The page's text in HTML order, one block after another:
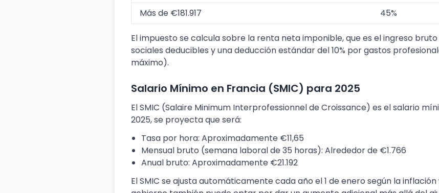
Más de €181.917
45%
El impuesto se calcula sobre la renta neta imponible, que es el ingreso
sociales deducibles y una deducción estándar del 10% por gastos
máximo).
Salario Mínimo en Francia (SMIC) para 2025
El SMIC (Salaire Minimum Interprofessionnel de Croissance) es el salario
2025, se proyecta que será:
Tasa por hora: Aproximadamente €11,65
Mensual bruto (semana laboral de 35 horas): Alrededor de €1.766
Anual bruto: Aproximadamente €21.192
El SMIC se ajusta automáticamente cada año el 1 de enero según la